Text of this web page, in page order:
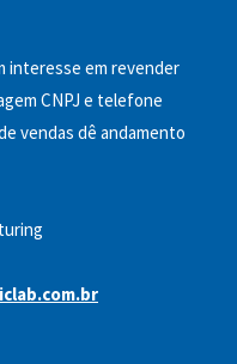
interesse em revender
CNPJ e telefone
vendas dê andamento